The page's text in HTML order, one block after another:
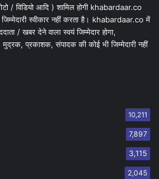
/ विडियो आदि ) शामिल होगी khabardaar.co
स्वीकार नहीं करता है। khabardaar.co में
/ खबर देने वाला स्वयं जिम्मेदार होगा,
प्रकाशक, संपादक की कोई भी जिम्मेदारी नहीं
10,211
7,897
3,115
2,045